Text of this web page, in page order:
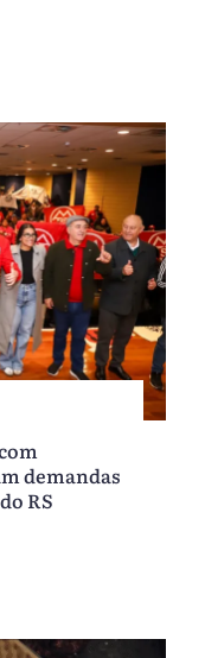
demandas
RS